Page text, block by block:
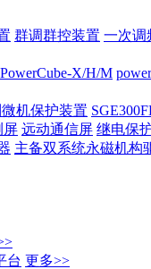
群调群控装置 一次调
PowerCube-X/H/M
微机保护装置
屏 远动通信屏 继电保
主备双系统永磁机构
台 更多>>